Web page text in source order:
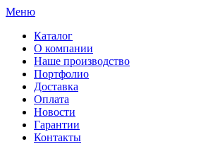
Меню
Каталог
О компании
Наше производство
Портфолио
Доставка
Оплата
Новости
Гарантии
Контакты